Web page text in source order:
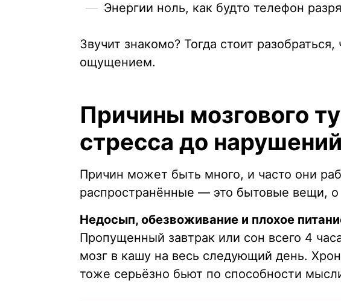
Энергии ноль, как будто телефон
Звучит знакомо? Тогда стоит
ощущением.
Причины мозгового
стресса до
Причин может быть много, и часто они
распространённые — это бытовые вещи,
Недосып, обезвоживание и плохое
Пропущенный завтрак или сон всего 4
мозг в кашу на весь следующий день.
тоже серьёзно бьют по способности